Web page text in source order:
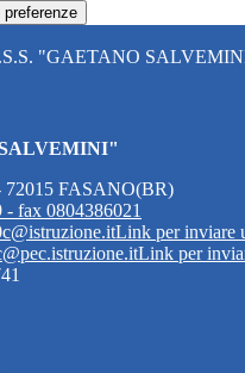
"GAETANO
FASANO(BR)
- fax 0804386021
Link per inviare
Link per